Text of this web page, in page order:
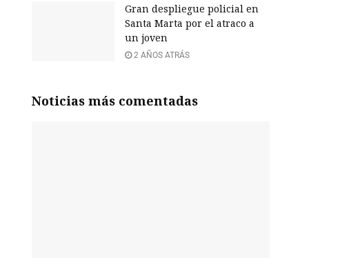
Gran despliegue policial en
Santa Marta por el atraco a
un joven
2 AÑOS ATRÁS
Noticias más comentadas